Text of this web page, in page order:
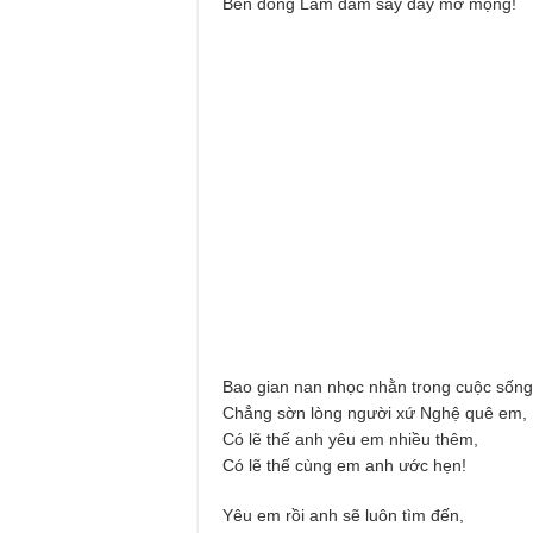
Bao gian nan nhọc nhằn trong cuộc
Chẳng sờn lòng người xứ Nghệ quê em,
Có lẽ thế anh yêu em nhiều thêm,
Có lẽ thế cùng em anh ước hẹn!
Yêu em rồi anh sẽ luôn tìm đến,